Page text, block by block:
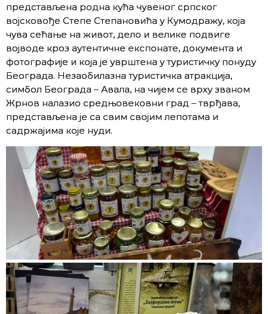
представљена родна кућа чувеног српског
војсковође Степе Степановића у Кумодражу, која
чува сећање на живот, дело и велике подвиге
војводе кроз аутентичне експонате, документа и
фотографије и која је уврштена у туристичку понуду
Београда. Незаобилазна туристичка атракција,
симбол Београда – Авала, на чијем се врху званом
Жрнов налазио средњовековни град – тврђава,
представљена је са свим својим лепотама и
садржајима које нуди.